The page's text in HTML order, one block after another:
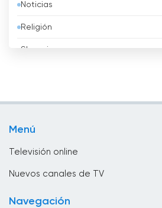
Bélgica
Belice
Noticias
Religión
Shopping
Menú
Televisión online
Nuevos canales de TV
Navegación